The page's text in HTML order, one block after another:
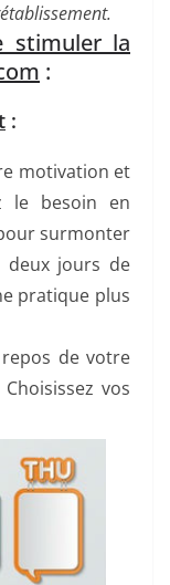
stimuler la
:
:
motivation et
le besoin en
surmonter
deux jours de
pratique plus
de votre
vos